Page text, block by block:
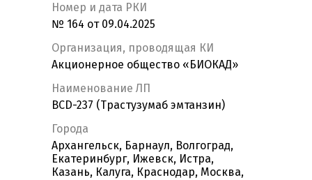
Номер и дата РКИ
№ 164 от 09.04.2025
Организация, проводящая КИ
Акционерное общество «БИОКАД»
Наименование ЛП
BCD-237 (Трастузумаб эмтанзин)
Города
Архангельск, Барнаул, Волгоград,
Екатеринбург, Ижевск, Истра,
Казань, Калуга, Краснодар, Москва,